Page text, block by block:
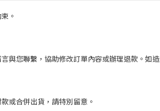
。
與您聯繫，協助修改訂單內容或辦理退款。如造
或合併出貨，請特別留意。